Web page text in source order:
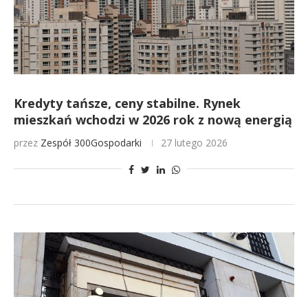
Kredyty tańsze, ceny stabilne. Rynek
mieszkań wchodzi w 2026 rok z nową energią
przez Zespół 300Gospodarki 27 lutego 2026